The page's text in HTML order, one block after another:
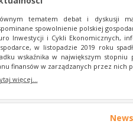
tematem debat i dyskusji
spowolnienie polskiej
Inwestycji i Cykli Ekonomicznych,
w listopadzie 2019 roku
wskaźnika w największym
finansów w zarządzanych przez nich
więcej...